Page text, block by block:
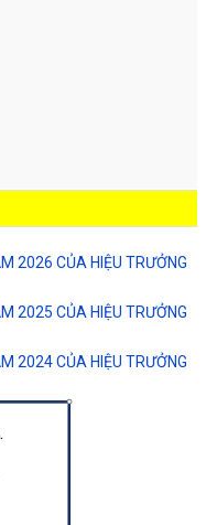
2026 CỦA HIỆU TRƯỞNG
2025 CỦA HIỆU TRƯỞNG
2024 CỦA HIỆU TRƯỞNG